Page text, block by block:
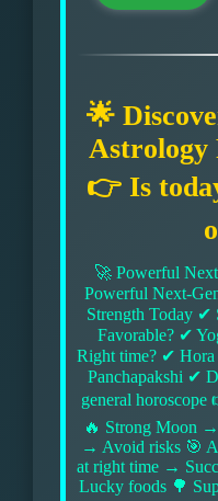
🌟
Astrology
👉 Is
🚀 Powerful
Powerful Next-
Strength Today ✔
Favorable? ✔
Right time? ✔
Panchapakshi ✔
general horoscope
🔥 Strong Moon
→ Avoid risks 🎯
at right time →
Lucky foods 🌳